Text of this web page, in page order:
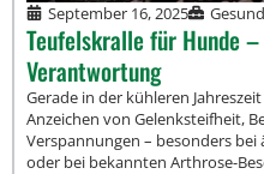
September 16, 2025
Teufelskralle für Hunde
Verantwortung
Gerade in der kühleren
Anzeichen von Gelenksteifheit,
Verspannungen – besonders
oder bei bekannten Arthrose-